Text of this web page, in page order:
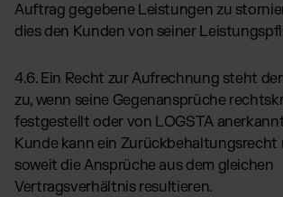
Auftrag gegebene Leistungen zu
dies den Kunden von seiner
4.6. Ein Recht zur Aufrechnung steht
zu, wenn seine Gegenansprüche
festgestellt oder von LOGSTA
Kunde kann ein Zurückbehaltungsrecht
soweit die Ansprüche aus dem gleichen
Vertragsverhältnis resultieren.